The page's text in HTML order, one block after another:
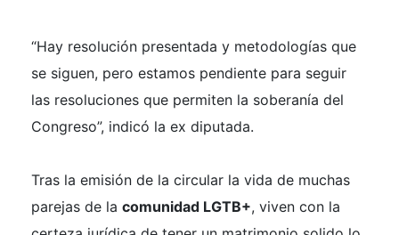
“Hay resolución presentada y metodologías que
se siguen, pero estamos pendiente para seguir
las resoluciones que permiten la soberanía del
Congreso”, indicó la ex diputada.
Tras la emisión de la circular la vida de muchas
parejas de la comunidad LGTB+, viven con la